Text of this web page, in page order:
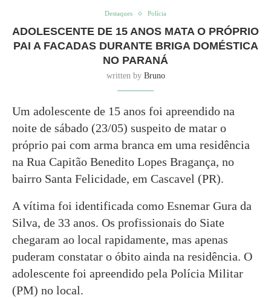
Destaques Polícia
ADOLESCENTE DE 15 ANOS MATA O PRÓPRIO
PAI A FACADAS DURANTE BRIGA DOMÉSTICA
NO PARANÁ
written by Bruno
Um adolescente de 15 anos foi apreendido na
noite de sábado (23/05) suspeito de matar o
próprio pai com arma branca em uma residência
na Rua Capitão Benedito Lopes Bragança, no
bairro Santa Felicidade, em Cascavel (PR).
A vítima foi identificada como Esnemar Gura da
Silva, de 33 anos. Os profissionais do Siate
chegaram ao local rapidamente, mas apenas
puderam constatar o óbito ainda na residência. O
adolescente foi apreendido pela Polícia Militar
(PM) no local.